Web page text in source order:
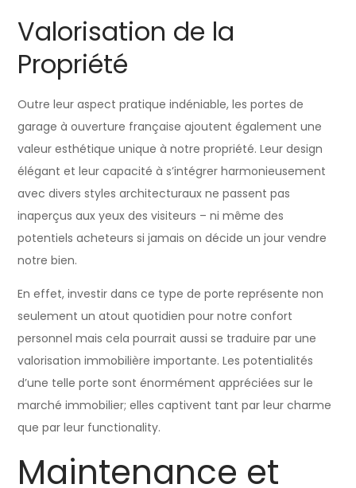
Valorisation de la
Propriété
Outre leur aspect pratique indéniable, les portes de
garage à ouverture française ajoutent également une
valeur esthétique unique à notre propriété. Leur design
élégant et leur capacité à s’intégrer harmonieusement
avec divers styles architecturaux ne passent pas
inaperçus aux yeux des visiteurs – ni même des
potentiels acheteurs si jamais on décide un jour vendre
notre bien.
En effet, investir dans ce type de porte représente non
seulement un atout quotidien pour notre confort
personnel mais cela pourrait aussi se traduire par une
valorisation immobilière importante. Les potentialités
d’une telle porte sont énormément appréciées sur le
marché immobilier; elles captivent tant par leur charme
que par leur functionality.
Maintenance et